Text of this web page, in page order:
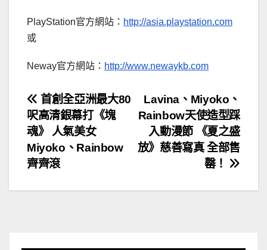
PlayStation官方網站： http://asia.playstation.com
或
Neway官方網站： http://www.newaykb.com
文
章
導
Lavina、Miyoko、
Rainbow天使造型踩
入動漫節 《夏之盛
放》慈善寫真 全部售
罄！
首創全亞洲最大80
呎高清銀幕打《塊
魂》 人氣美女
Miyoko、Rainbow
齊齊滾